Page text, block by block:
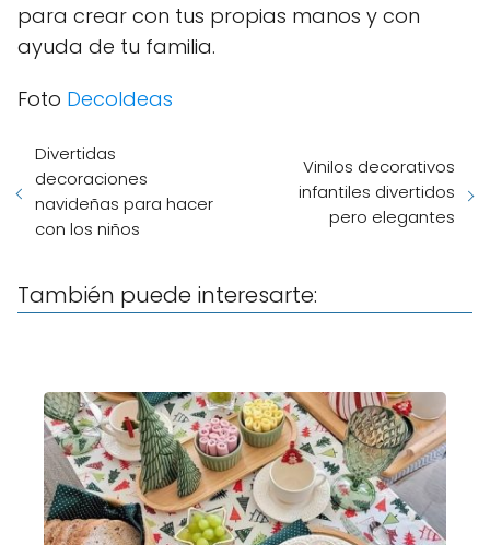
para crear con tus propias manos y con
ayuda de tu familia.
Foto DecoIdeas
Divertidas
decoraciones
navideñas para hacer
con los niños
Vinilos decorativos
infantiles divertidos
pero elegantes
También puede interesarte: